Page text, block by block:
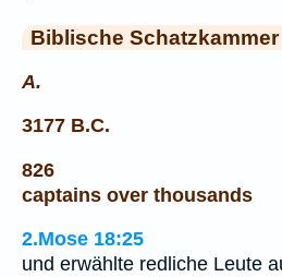
Biblische Schatzkammer
A.
3177 B.C.
826
captains over thousands
2.Mose 18:25
und erwählte redliche Leute